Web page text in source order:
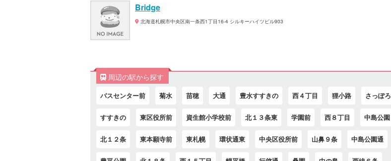
Bridge
北海道札幌市中央区南一条西1丁目16-4 シルキーハイツビル903
周辺の駅から探す
バスセンター前 菊水 苗穂 大通 豊水すすきの 西４丁目 狸小路 さっぽろ
すすきの 東区役所前 資生館小学校前 北１３条東 学園前 西８丁目 中島公園
北１２条 東本願寺前 東札幌 環状通東 中央区役所前 山鼻９条 中島公園通